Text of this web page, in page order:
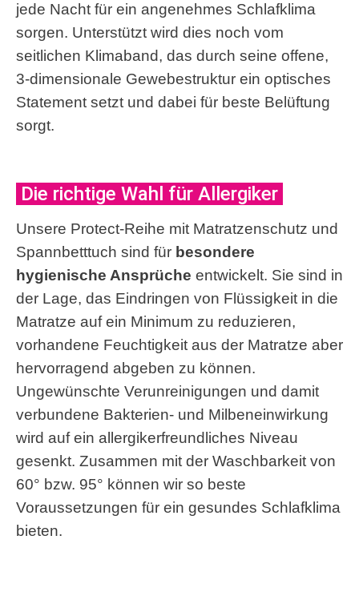
jede Nacht für ein angenehmes Schlafklima
sorgen. Unterstützt wird dies noch vom
seitlichen Klimaband, das durch seine offene,
3-dimensionale Gewebestruktur ein optisches
Statement setzt und dabei für beste Belüftung
sorgt.
Die richtige Wahl für Allergiker
Unsere Protect-Reihe mit Matratzenschutz und
Spannbetttuch sind für besondere
hygienische Ansprüche entwickelt. Sie sind in
der Lage, das Eindringen von Flüssigkeit in die
Matratze auf ein Minimum zu reduzieren,
vorhandene Feuchtigkeit aus der Matratze aber
hervorragend abgeben zu können.
Ungewünschte Verunreinigungen und damit
verbundene Bakterien- und Milbeneinwirkung
wird auf ein allergikerfreundliches Niveau
gesenkt. Zusammen mit der Waschbarkeit von
60° bzw. 95° können wir so beste
Voraussetzungen für ein gesundes Schlafklima
bieten.